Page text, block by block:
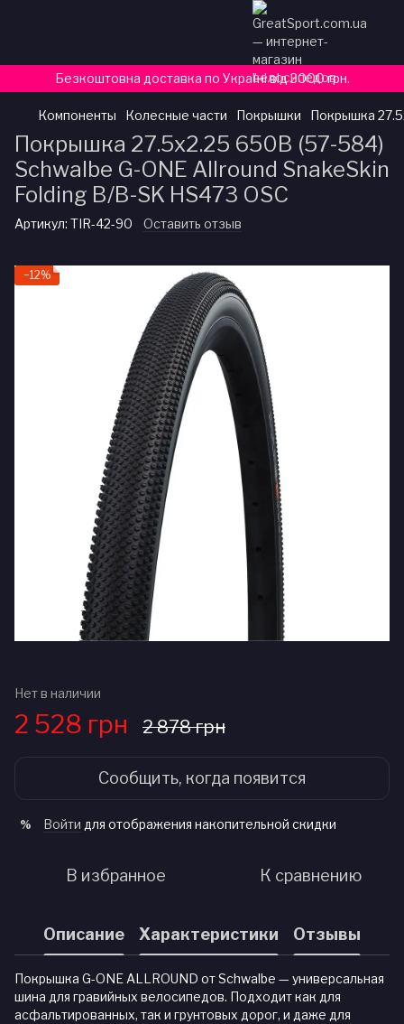
Безкоштовна доставка по Україні від 3000 грн.
Компоненты Колесные части Покрышки Покрышка
Покрышка 27.5x2.25 650B (57-584)
Schwalbe G-ONE Allround SnakeSkin
Folding B/B-SK HS473 OSC
Артикул: TIR-42-90 Оставить отзыв
−12%
Нет в наличии
2 528 грн 2 878 грн
Сообщить, когда появится
% Войти для отображения накопительной скидки
В избранное К сравнению
Описание Характеристики Отзывы
Покрышка G-ONE ALLROUND от Schwalbe — универсальная
шина для гравийных велосипедов. Подходит как для
асфальтированных, так и грунтовых дорог, и даже для